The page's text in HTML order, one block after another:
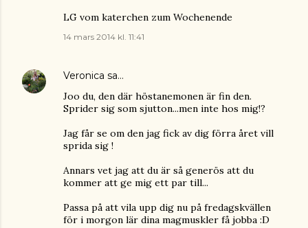
LG vom katerchen zum Wochenende
14 mars 2014 kl. 11:41
Veronica sa…
Joo du, den där höstanemonen är fin den.
Sprider sig som sjutton...men inte hos mig!?
Jag får se om den jag fick av dig förra året vill
sprida sig !
Annars vet jag att du är så generös att du
kommer att ge mig ett par till...
Passa på att vila upp dig nu på fredagskvällen
för i morgon lär dina magmuskler få jobba :D